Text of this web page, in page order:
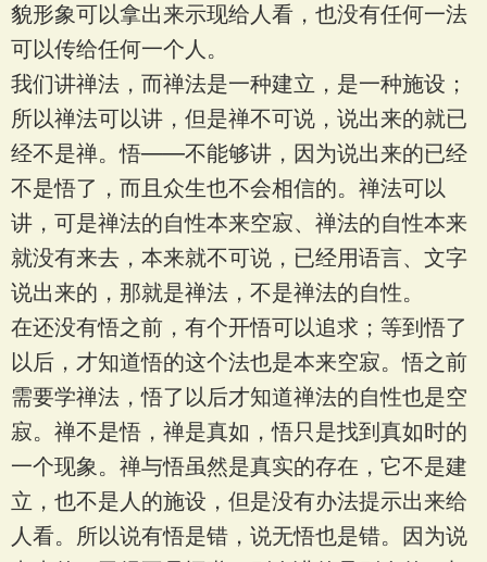
貌形象可以拿出来示现给人看，也没有任何一法
可以传给任何一个人。
我们讲禅法，而禅法是一种建立，是一种施设；
所以禅法可以讲，但是禅不可说，说出来的就已
经不是禅。悟——不能够讲，因为说出来的已经
不是悟了，而且众生也不会相信的。禅法可以
讲，可是禅法的自性本来空寂、禅法的自性本来
就没有来去，本来就不可说，已经用语言、文字
说出来的，那就是禅法，不是禅法的自性。
在还没有悟之前，有个开悟可以追求；等到悟了
以后，才知道悟的这个法也是本来空寂。悟之前
需要学禅法，悟了以后才知道禅法的自性也是空
寂。禅不是悟，禅是真如，悟只是找到真如时的
一个现象。禅与悟虽然是真实的存在，它不是建
立，也不是人的施设，但是没有办法提示出来给
人看。所以说有悟是错，说无悟也是错。因为说